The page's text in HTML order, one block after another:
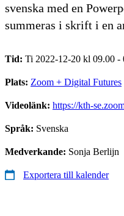
svenska med en
summeras i skrift i en
Tid: Ti 2022-12-20 kl 09.00 -
Plats: Zoom + Digital Futures
Videolänk: https://kth-
Språk: Svenska
Medverkande: Sonja Berlijn
Exportera till kalender